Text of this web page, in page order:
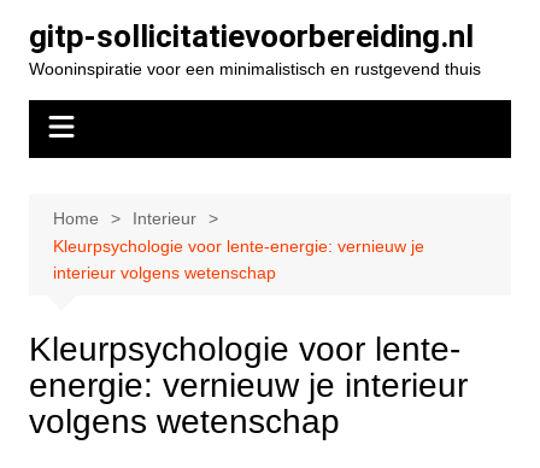
naar
inhoud
gitp-sollicitatievoorbereiding.nl
Wooninspiratie voor een minimalistisch en rustgevend thuis
Home
Interieur
Kleurpsychologie voor lente-energie: vernieuw je
interieur volgens wetenschap
Kleurpsychologie voor lente-
energie: vernieuw je interieur
volgens wetenschap